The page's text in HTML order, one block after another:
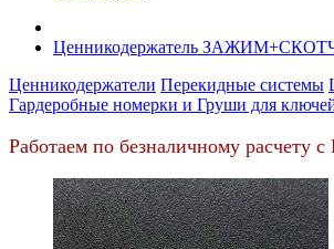
Ценникодержатель
Ценникодержатели Перекидные системы
Гардеробные номерки и Груши для
Работаем по безналичному расчету